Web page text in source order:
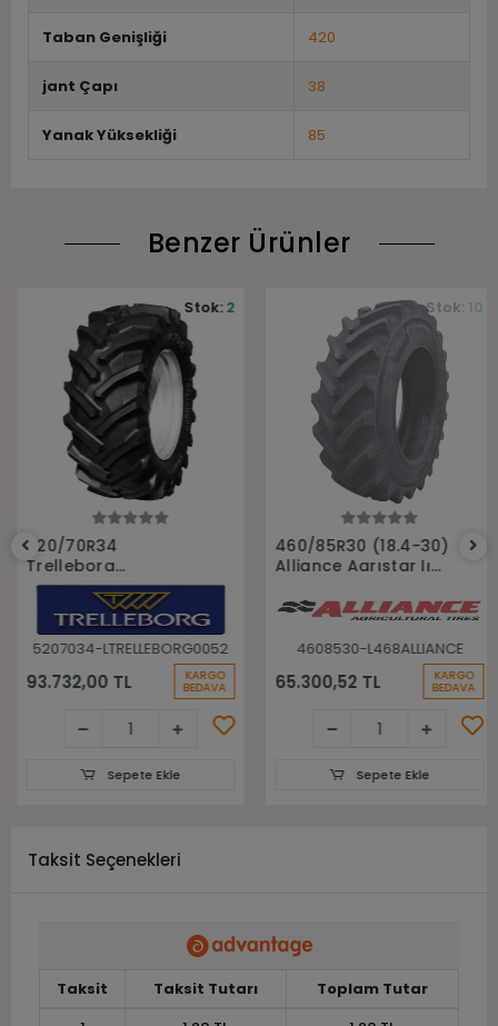
Taban Genişliği 420
jant Çapı 38
Yanak Yüksekliği 85
Benzer Ürünler
520/70R34
Trelleborg
148A8(148B) Tm700
Tl Radyal Traktör
Lastiği
5207034-LTRELLEBORG0052
93.732,00 TL KARGO
BEDAVA
Stok:2
Sepete Ekle
Sepete Ekle
460/85R30 (18.4-30)
Alliance Agrıstar Iı
Traktör lastiği
4608530-L468ALLIANCE
65.300,52 TL KARGO
BEDAVA
Stok:10
Sepete Ekle
Taksit Seçenekleri
Taksit Taksit Tutarı
Toplam Tutar